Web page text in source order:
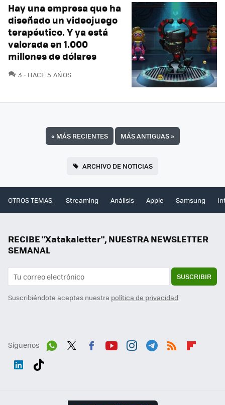
Hay una empresa que ha
diseñado un videojuego
terapéutico. Y ya está
valorada en 1.000
millones de dólares
3 COMENTARIOS
HACE 5 AÑOS
« MÁS RECIENTES MÁS ANTIGUAS»
ARCHIVO DE NOTICIAS
OTROS TEMAS: Streaming Análisis Apple Samsung
RECIBE "Xatakaletter", NUESTRA NEWSLETTER
SEMANAL
SUSCRIBIR
Suscribiéndote aceptas nuestra política de privacidad
Síguenos